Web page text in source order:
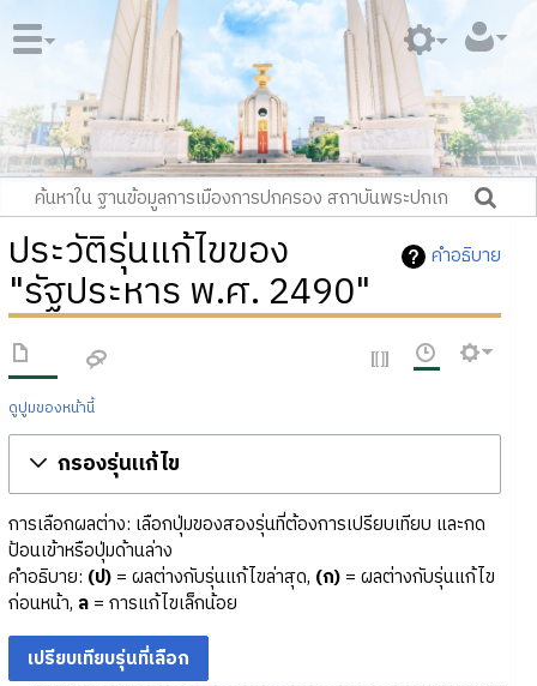
คำอธิบาย
ประวัติรุ่นแก้ไขของ
"รัฐประหาร พ.ศ. 2490"
ดูปูมของหน้านี้
กรองรุ่นแก้ไข
การเลือกผลต่าง: เลือกปุ่มของสองรุ่นที่ต้องการเปรียบเทียบ และกด
ป้อนเข้าหรือปุ่มด้านล่าง
คำอธิบาย: (ป)= ผลต่างกับรุ่นแก้ไขล่าสุด, (ก)= ผลต่างกับรุ่นแก้ไข
ก่อนหน้า, ล= การแก้ไขเล็กน้อย